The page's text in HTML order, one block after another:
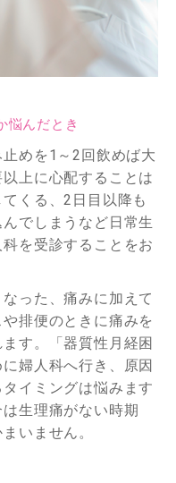
悩んだとき
めを1～2回飲めば大
上に心配することは
くる、2日目以降も
でしまうなど日常生
を受診することをお
った、痛みに加えて
排便のときに痛みを
す。「器質性月経困
婦人科へ行き、原因
イミングは悩みます
生理痛がない時期
いません。